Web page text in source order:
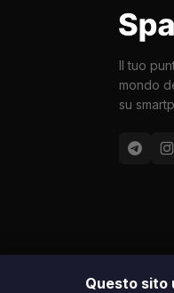
Questo sito
Il tuo
mondo
su
Le